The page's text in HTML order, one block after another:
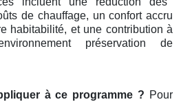
de chauffage, un confort accru
habitabilité, et une contribution à
préservation de
à ce programme ? Pour